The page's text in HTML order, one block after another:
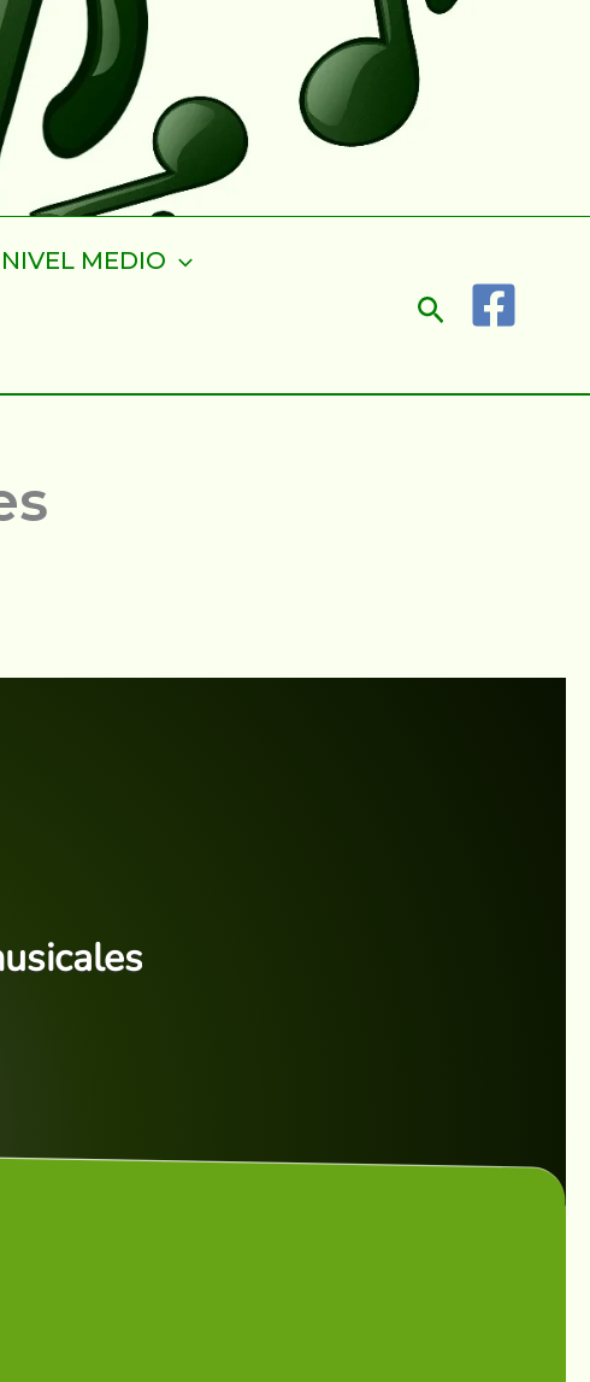
NIVEL MEDIO
Buscar